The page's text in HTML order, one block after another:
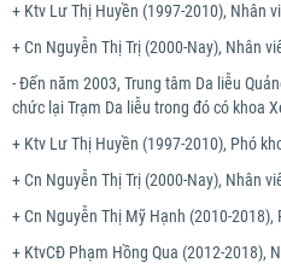
+ Ktv Lư Thị Huyền (1997-2010), Nhân
+ Cn Nguyễn Thị Trị (2000-Nay), Nhân
- Đến năm 2003, Trung tâm Da liễu
chức lại Trạm Da liễu trong đó có khoa
+ Ktv Lư Thị Huyền (1997-2010), Phó
+ Cn Nguyễn Thị Trị (2000-Nay), Nhân
+ Cn Nguyễn Thị Mỹ Hạnh (2010-2018),
+ KtvCĐ Phạm Hồng Qua (2012-2018),